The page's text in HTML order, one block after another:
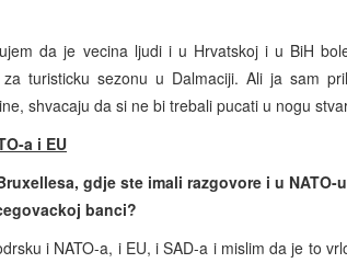
da je vecina ljudi i u Hrvatskoj i u BiH
za turisticku sezonu u Dalmaciji. Ali ja sam
shvacaju da si ne bi trebali pucati u nogu
a i EU
gdje ste imali razgovore i u
banci?
i NATO-a, i EU, i SAD-a i mislim da je to